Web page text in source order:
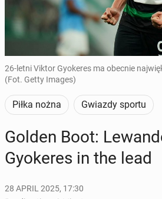
26-letni Viktor Gyokeres ma obecnie
(Fot. Getty Images)
Piłka nożna Gwiazdy sportu
Golden Boot:
Gyok­eres in the lead
28 APRIL 2025, 17:30